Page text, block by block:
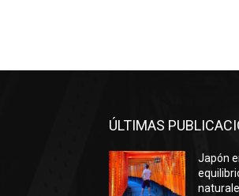
ÚLTIMAS
Japón